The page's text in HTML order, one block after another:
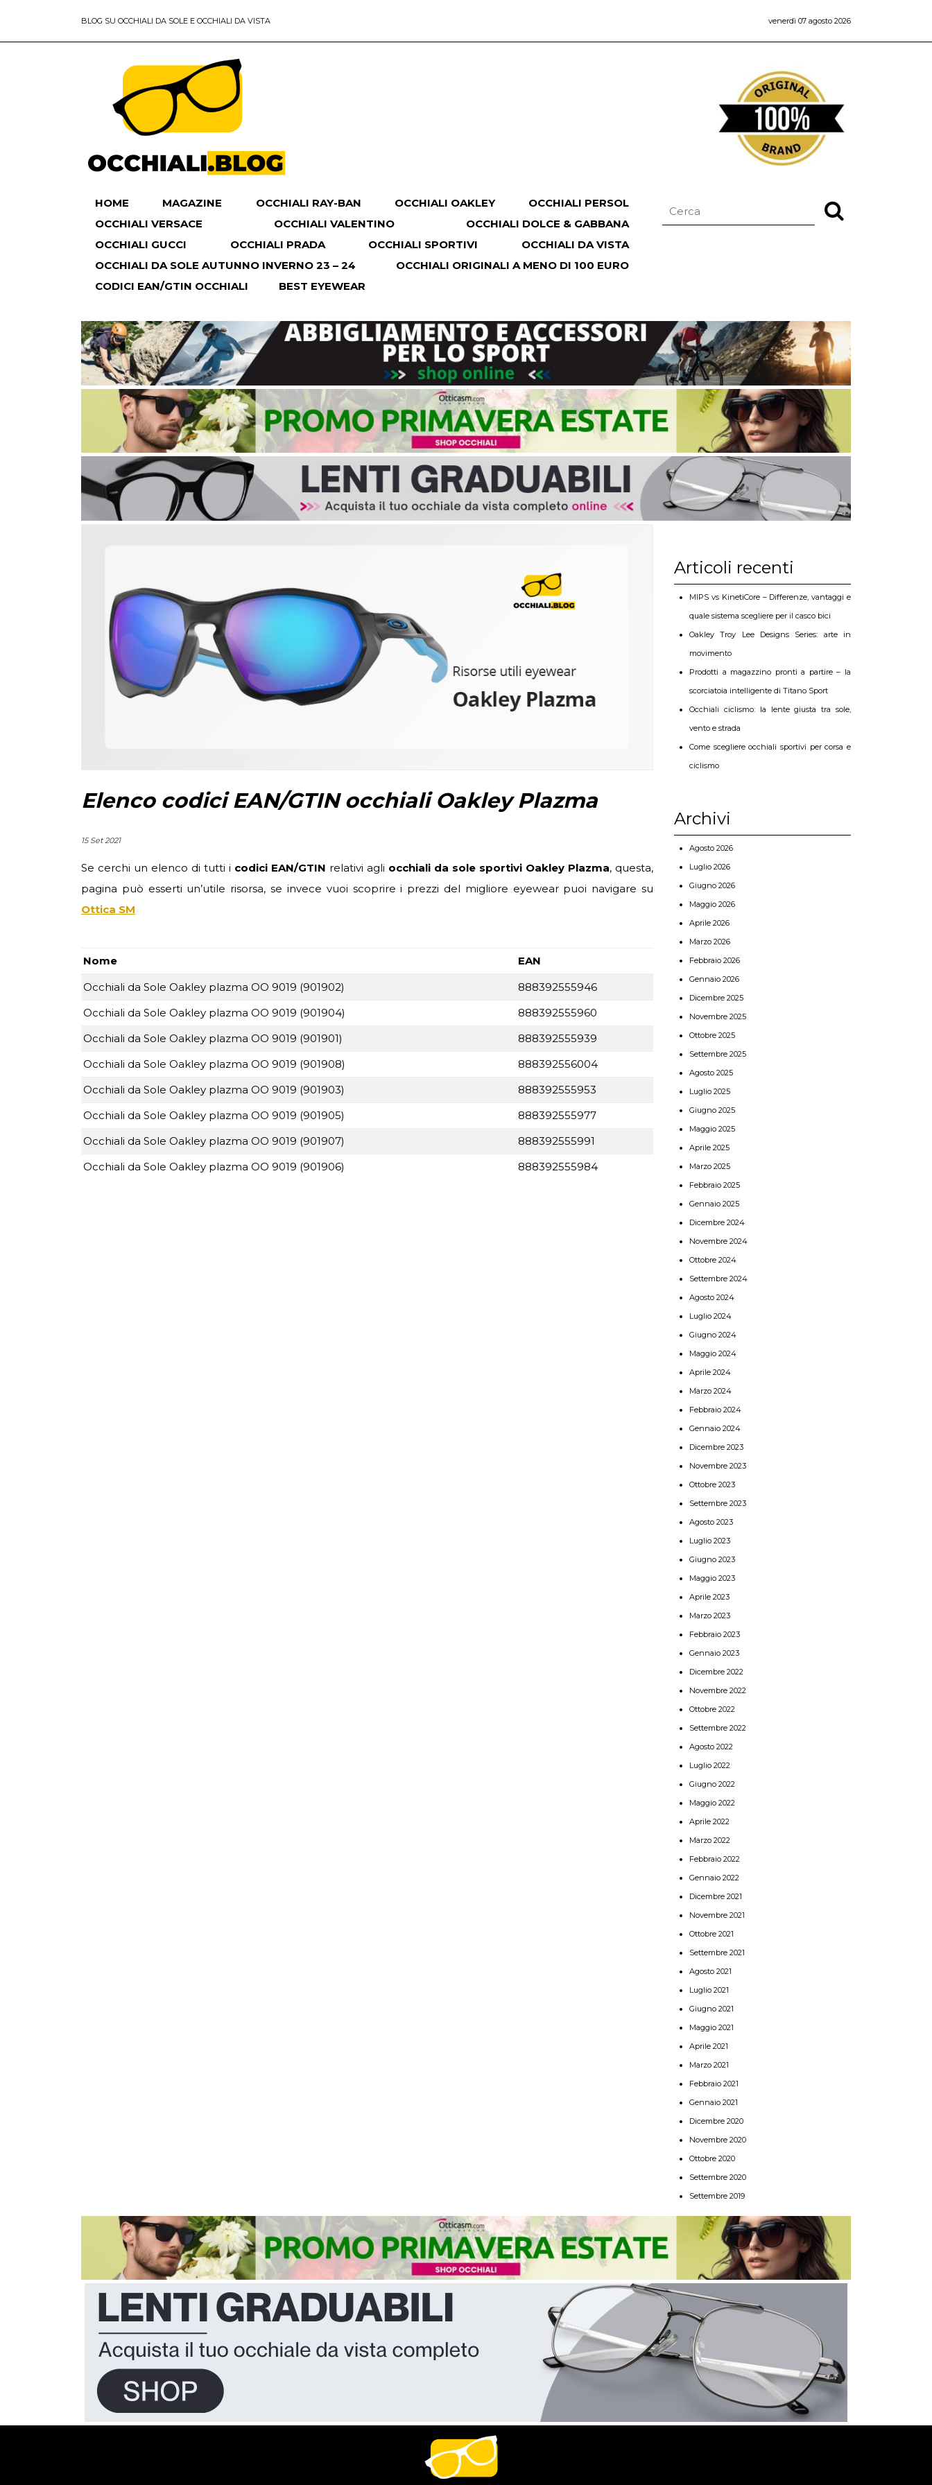
BLOG SU OCCHIALI DA SOLE E OCCHIALI DA VISTA venerdì 07 agosto 2026
HOME MAGAZINE OCCHIALI RAY-BAN OCCHIALI OAKLEY
OCCHIALI PERSOL
OCCHIALI VERSACE
OCCHIALI VALENTINO
OCCHIALI DOLCE & GABBANA
OCCHIALI GUCCI
OCCHIALI PRADA OCCHIALI SPORTIVI
OCCHIALI DA VISTA
OCCHIALI DA SOLE AUTUNNO INVERNO 23 – 24
OCCHIALI ORIGINALI A MENO DI 100 EURO
CODICI EAN/GTIN OCCHIALI
BEST EYEWEAR
Elenco codici EAN/GTIN occhiali Oakley Plazma
15 Set 2021
Se cerchi un elenco di tutti i codici EAN/GTIN relativi agli occhiali da sole sportivi Oakley Plazma, questa,
pagina può esserti un’utile risorsa, se invece vuoi scoprire i prezzi del migliore eyewear puoi navigare su
Ottica SM
Nome
EAN
Occhiali da Sole Oakley plazma OO 9019 (901902)
888392555946
Occhiali da Sole Oakley plazma OO 9019 (901904)
888392555960
Occhiali da Sole Oakley plazma OO 9019 (901901)
888392555939
Occhiali da Sole Oakley plazma OO 9019 (901908)
888392556004
Occhiali da Sole Oakley plazma OO 9019 (901903)
888392555953
Occhiali da Sole Oakley plazma OO 9019 (901905)
888392555977
Occhiali da Sole Oakley plazma OO 9019 (901907)
888392555991
Occhiali da Sole Oakley plazma OO 9019 (901906)
888392555984
Articoli recenti
MIPS vs KinetiCore – Differenze, vantaggi e
quale sistema scegliere per il casco bici
Oakley Troy Lee Designs Series: arte in
movimento
Prodotti a magazzino pronti a partire – la
scorciatoia intelligente di Titano Sport
Occhiali ciclismo: la lente giusta tra sole,
vento e strada
Come scegliere occhiali sportivi per corsa e
ciclismo
Archivi
Agosto 2026
Luglio 2026
Giugno 2026
Maggio 2026
Aprile 2026
Marzo 2026
Febbraio 2026
Gennaio 2026
Dicembre 2025
Novembre 2025
Ottobre 2025
Settembre 2025
Agosto 2025
Luglio 2025
Giugno 2025
Maggio 2025
Aprile 2025
Marzo 2025
Febbraio 2025
Gennaio 2025
Dicembre 2024
Novembre 2024
Ottobre 2024
Settembre 2024
Agosto 2024
Luglio 2024
Giugno 2024
Maggio 2024
Aprile 2024
Marzo 2024
Febbraio 2024
Gennaio 2024
Dicembre 2023
Novembre 2023
Ottobre 2023
Settembre 2023
Agosto 2023
Luglio 2023
Giugno 2023
Maggio 2023
Aprile 2023
Marzo 2023
Febbraio 2023
Gennaio 2023
Dicembre 2022
Novembre 2022
Ottobre 2022
Settembre 2022
Agosto 2022
Luglio 2022
Giugno 2022
Maggio 2022
Aprile 2022
Marzo 2022
Febbraio 2022
Gennaio 2022
Dicembre 2021
Novembre 2021
Ottobre 2021
Settembre 2021
Agosto 2021
Luglio 2021
Giugno 2021
Maggio 2021
Aprile 2021
Marzo 2021
Febbraio 2021
Gennaio 2021
Dicembre 2020
Novembre 2020
Ottobre 2020
Settembre 2020
Settembre 2019